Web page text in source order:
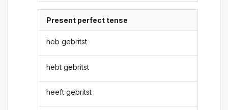
Present perfect tense
heb gebritst
hebt gebritst
heeft gebritst